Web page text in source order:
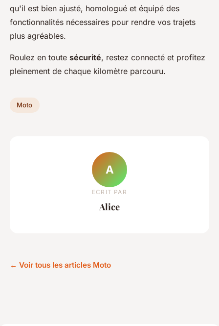
qu'il est bien ajusté, homologué et équipé des
fonctionnalités nécessaires pour rendre vos trajets
plus agréables.
Roulez en toute sécurité, restez connecté et profitez
pleinement de chaque kilomètre parcouru.
Moto
A
ECRIT PAR
Alice
← Voir tous les articles Moto